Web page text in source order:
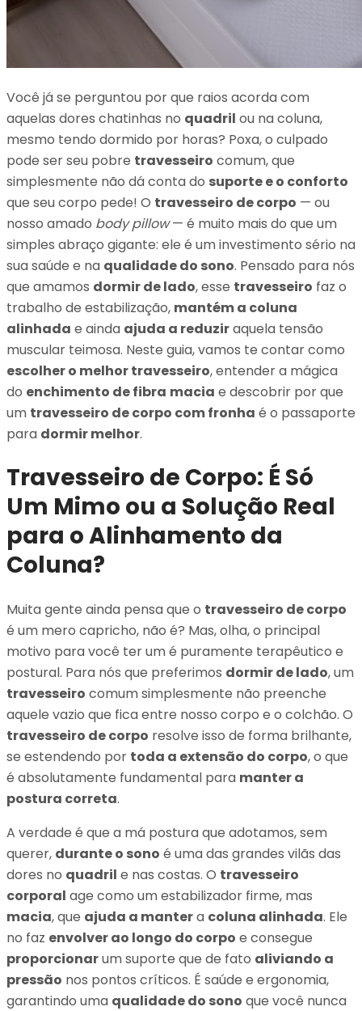
Você já se perguntou por que raios acorda com
aquelas dores chatinhas no quadril ou na coluna,
mesmo tendo dormido por horas? Poxa, o culpado
pode ser seu pobre travesseiro comum, que
simplesmente não dá conta do suporte e o conforto
que seu corpo pede! O travesseiro de corpo — ou
nosso amado body pillow— é muito mais do que um
simples abraço gigante: ele é um investimento sério na
sua saúde e na qualidade do sono. Pensado para nós
que amamos dormir de lado, esse travesseiro faz o
trabalho de estabilização, mantém a coluna
alinhada e ainda ajuda a reduziraquela tensão
muscular teimosa. Neste guia, vamos te contar como
escolher o melhor travesseiro, entender a mágica
do enchimento de fibra macia e descobrir por que
um travesseiro de corpo com fronha é o passaporte
para dormir melhor.
Travesseiro de Corpo: É Só
Um Mimo ou a Solução Real
para o Alinhamento da
Coluna?
Muita gente ainda pensa que o travesseiro de corpo
é um mero capricho, não é? Mas, olha, o principal
motivo para você ter um é puramente terapêutico e
postural. Para nós que preferimos dormir de lado, um
travesseiro comum simplesmente não preenche
aquele vazio que fica entre nosso corpo e o colchão. O
travesseiro de corpo resolve isso de forma brilhante,
se estendendo por toda a extensão do corpo, o que
é absolutamente fundamental para manter a
postura correta.
A verdade é que a má postura que adotamos, sem
querer, durante o sono é uma das grandes vilãs das
dores no quadril e nas costas. O travesseiro
corporal age como um estabilizador firme, mas
macia, que ajuda a mantera coluna alinhada. Ele
no faz envolver ao longo do corpo e consegue
proporcionarum suporte que de fato aliviando a
pressão nos pontos críticos. É saúde e ergonomia,
garantindo uma qualidade do sono que você nunca